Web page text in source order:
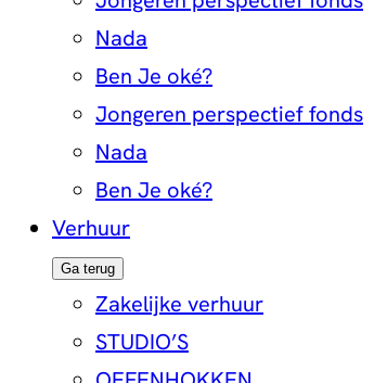
Nada
Ben Je oké?
Jongeren perspectief fonds
Nada
Ben Je oké?
Verhuur
Ga terug
Zakelijke verhuur
STUDIO’S